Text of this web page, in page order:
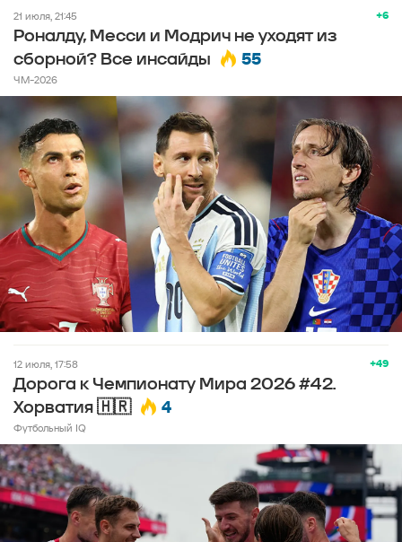
+6
21 июля, 21:45
Роналду, Месси и Модрич не уходят из
сборной? Все инсайды
55
ЧМ-2026
+49
12 июля, 17:58
Дорога к Чемпионату Мира 2026 #42.
Хорватия 🇭🇷
4
Футбольный IQ